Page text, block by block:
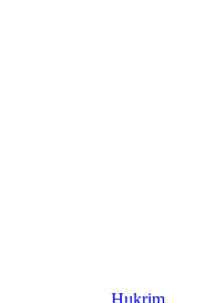
Hukrim